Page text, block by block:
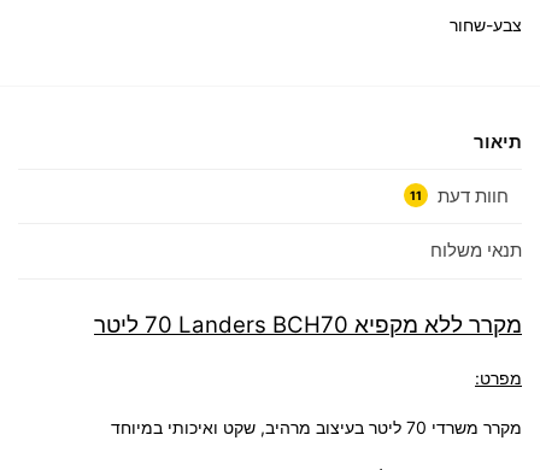
צבע-שחור
תיאור
חוות דעת 11
תנאי משלוח
מקרר ‏ללא מקפיא Landers BCH70
מפרט:
מקרר משרדי 70 ליטר בעיצוב מרהיב, שקט ואיכותי במיוחד